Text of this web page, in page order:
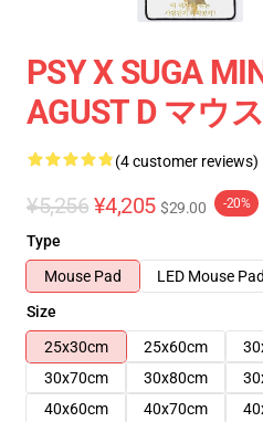
PSY X SUGA
AGUST D マウ
(4 customer reviews)
¥5,256 ¥4,205 $29.00 -20%
Type
Mouse Pad
LED Mouse Pad
Size
25x30cm
25x60cm
30x70cm
30x80cm
40x60cm
40x70cm